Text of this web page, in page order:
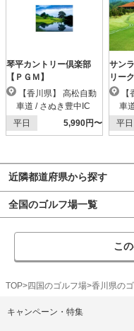
琴平カントリー倶楽部
【ＰＧＭ】
車道 / さぬき豊中IC
平日
5,990円〜
サン
リー
車
平日
近隣都道府県から探す
全国のゴルフ場一覧
こ
TOP 四国のゴルフ場 香川県の
キャンペーン・特集